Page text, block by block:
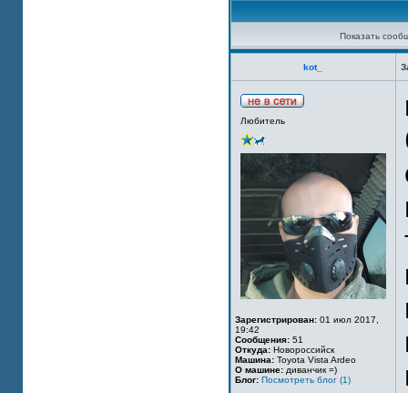
Показать
kot_
Любитель
Зарегистрирован: 01 июл 2017,
19:42
Сообщения: 51
Откуда: Новороссийск
Машина: Toyota Vista Ardeo
О машине: диванчик =)
Блог: Посмотреть блог (1)